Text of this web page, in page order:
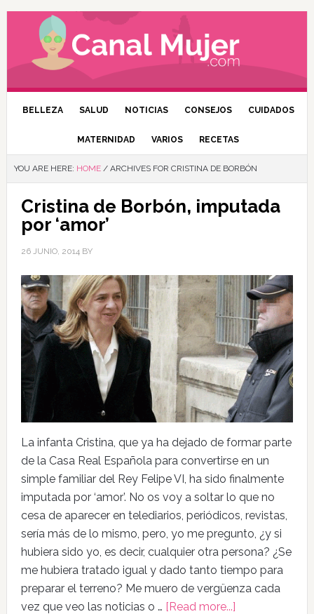
BELLEZA SALUD NOTICIAS CONSEJOS CUIDADOS
MATERNIDAD VARIOS RECETAS
YOU ARE HERE: HOME /ARCHIVES FOR CRISTINA DE BORBÓN
Cristina de Borbón, imputada
por ‘amor’
26 JUNIO, 2014BY
La infanta Cristina, que ya ha dejado de formar parte
de la Casa Real Española para convertirse en un
simple familiar del Rey Felipe VI, ha sido finalmente
imputada por ‘amor’. No os voy a soltar lo que no
cesa de aparecer en telediarios, periódicos, revistas,
sería más de lo mismo, pero, yo me pregunto, ¿y si
hubiera sido yo, es decir, cualquier otra persona? ¿Se
me hubiera tratado igual y dado tanto tiempo para
preparar el terreno? Me muero de vergüenza cada
vez que veo las noticias o … [Read more...]